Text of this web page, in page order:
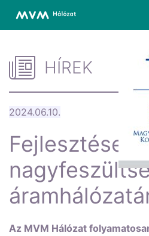
HÍREK
2024.06.10.
Fejlesztések
Az MVM Hálózat